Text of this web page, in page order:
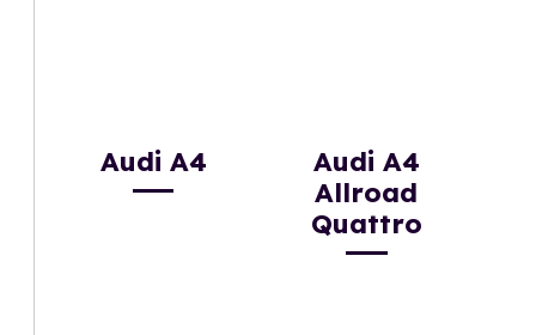
Audi A4
Audi A4
Allroad
Quattro